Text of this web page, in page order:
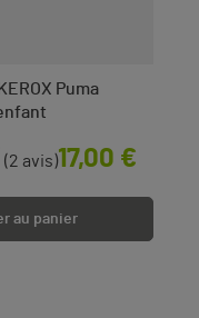
Puma
(2 avis)17,00 €
au panier